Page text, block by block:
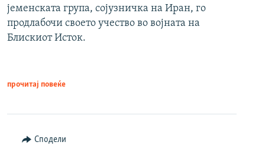
јеменската група, сојузничка на Иран, го
продлабочи своето учество во војната на
Блискиот Исток.
прочитај повеќе
Сподели